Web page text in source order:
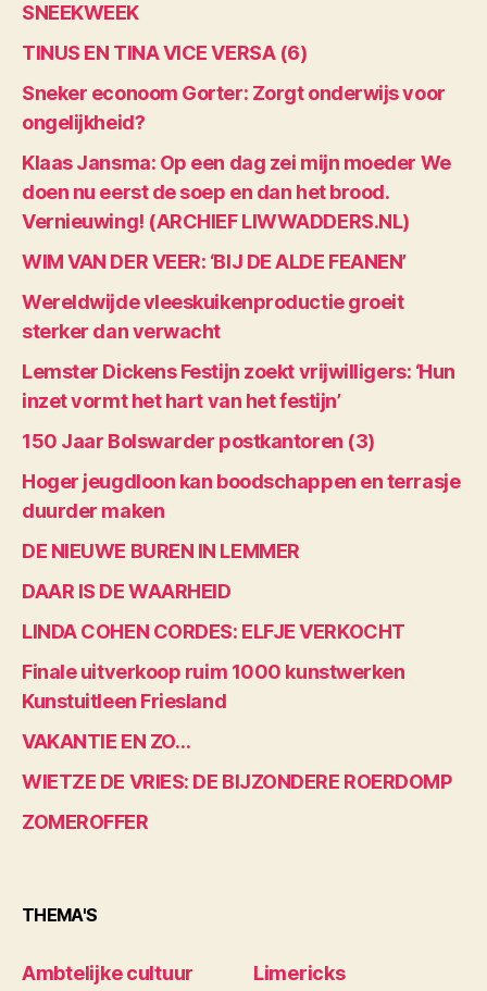
SNEEKWEEK
TINUS EN TINA VICE VERSA (6)
Sneker econoom Gorter: Zorgt onderwijs voor
ongelijkheid?
Klaas Jansma: Op een dag zei mijn moeder We
doen nu eerst de soep en dan het brood.
Vernieuwing! (ARCHIEF LIWWADDERS.NL)
WIM VAN DER VEER: ‘BIJ DE ALDE FEANEN’
Wereldwijde vleeskuikenproductie groeit
sterker dan verwacht
Lemster Dickens Festijn zoekt vrijwilligers: ‘Hun
inzet vormt het hart van het festijn’
150 Jaar Bolswarder postkantoren (3)
Hoger jeugdloon kan boodschappen en terrasje
duurder maken
DE NIEUWE BUREN IN LEMMER
DAAR IS DE WAARHEID
LINDA COHEN CORDES: ELFJE VERKOCHT
Finale uitverkoop ruim 1000 kunstwerken
Kunstuitleen Friesland
VAKANTIE EN ZO…
WIETZE DE VRIES: DE BIJZONDERE ROERDOMP
ZOMEROFFER
THEMA'S
Ambtelijke cultuur Limericks